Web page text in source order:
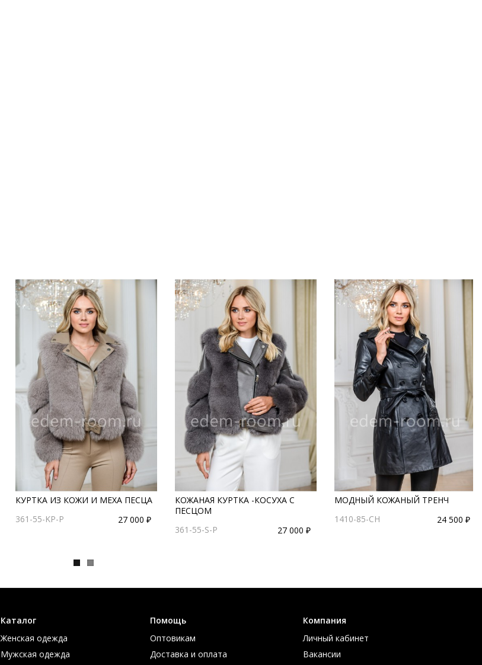
КУРТКА ИЗ КОЖИ И МЕХА ПЕСЦА
361-55-KP-P
27 000 ₽
КОЖАНАЯ КУРТКА -КОСУХА С
ПЕСЦОМ
361-55-S-P
27 000 ₽
МОДНЫЙ КОЖАНЫЙ ТРЕНЧ
1410-85-CH
24 500 ₽
Каталог
Женская одежда
Мужская одежда
Помощь
Оптовикам
Доставка и оплата
Компания
Личный кабинет
Вакансии